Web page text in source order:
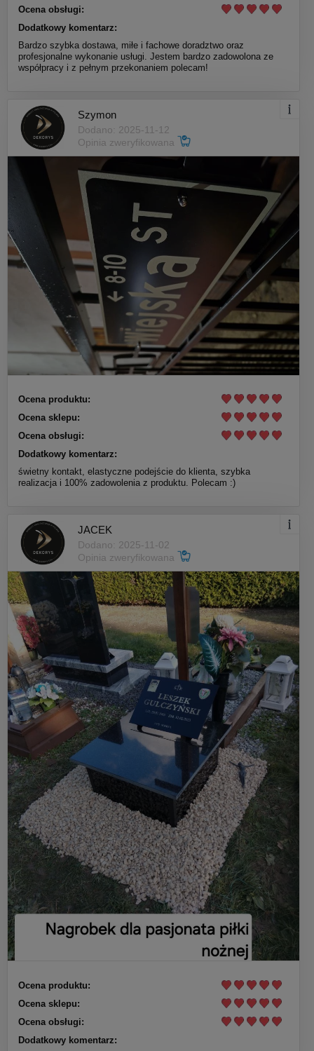
Ocena obsługi:
Dodatkowy komentarz:
Bardzo szybka dostawa, miłe i fachowe doradztwo oraz
profesjonalne wykonanie usługi. Jestem bardzo zadowolona ze
współpracy i z pełnym przekonaniem polecam!
Szymon
Dodano: 2025-11-12
Opinia zweryfikowana
Ocena produktu:
Ocena sklepu:
Ocena obsługi:
Dodatkowy komentarz:
świetny kontakt, elastyczne podejście do klienta, szybka
realizacja i 100% zadowolenia z produktu. Polecam :)
JACEK
Dodano: 2025-11-02
Opinia zweryfikowana
Ocena produktu:
Ocena sklepu:
Ocena obsługi:
Dodatkowy komentarz: